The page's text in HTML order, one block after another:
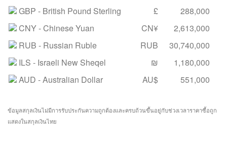
GBP - British Pound Sterling £
288,000
CNY- Chinese Yuan CN¥
2,613,000
RUB - Russian Ruble RUB
30,740,000
ILS - Israeli New Sheqel ₪
1,180,000
AUD - Australian Dollar AU$ 551,000
ข้อมูลสกุลเงินไม่มีการรับประกันความถูกต้องและครบถ้วนขึ้นอยู่กับช่วงเวลาราคาซื้อถูก
แสดงในสกุลเงินไทย